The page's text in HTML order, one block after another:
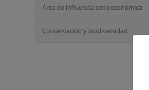
Área de influencia socioeconómica
Conservación y biodiversidad